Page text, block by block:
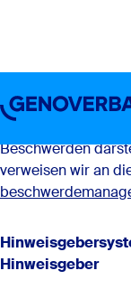
Das sind wir
Mitglieder
Wichtiger
Beschwerden
verweisen wir an
Hinweisgeber